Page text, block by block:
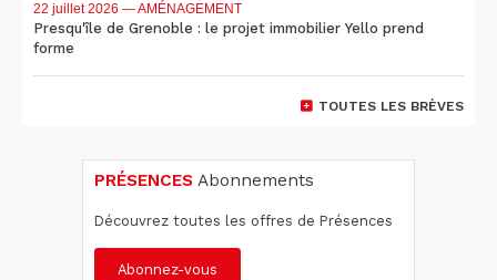
22 juillet 2026 — AMÉNAGEMENT
Presqu'île de Grenoble : le projet immobilier Yello prend
forme
TOUTES LES BRÈVES
PRÉSENCES Abonnements
Découvrez toutes les offres de Présences
Abonnez-vous